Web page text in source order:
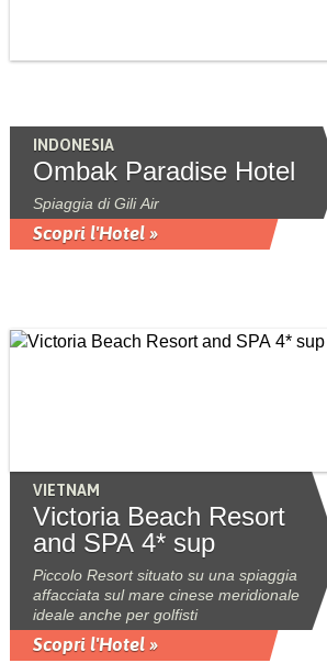
INDONESIA
Ombak Paradise Hotel
Spiaggia di Gili Air
Scopri l'Hotel »
VIETNAM
Victoria Beach Resort
and SPA 4* sup
Piccolo Resort situato su una spiaggia
affacciata sul mare cinese meridionale
ideale anche per golfisti
Scopri l'Hotel »